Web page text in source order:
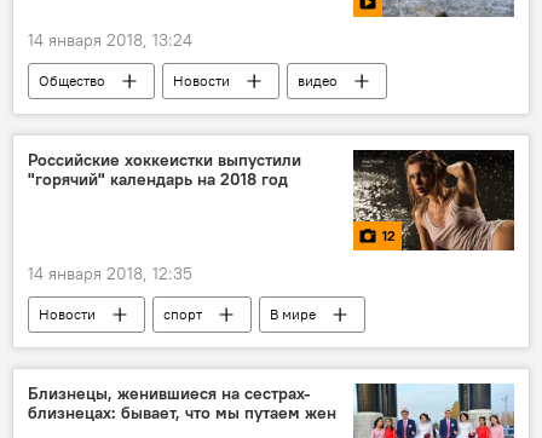
14 января 2018, 13:24
Общество Новости
видео
В мире
Мультимедиа
США
таяние
Российские хоккеистки выпустили
"горячий" календарь на 2018 год
12
14 января 2018, 12:35
Новости спорт
В мире
Мультимедиа
фото
хоккей
календарь
Россия
Близнецы, женившиеся на сестрах-
близнецах: бывает, что мы путаем жен